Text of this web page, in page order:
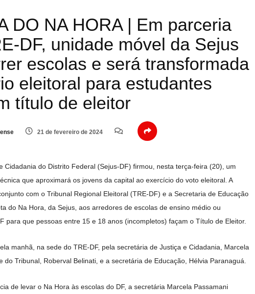
DO NA HORA | Em parceria
DF, unidade móvel da Sejus
escolas e será transformada
eleitoral para estudantes
título de eleitor
21 de fevereiro de 2024
Cidadania do Distrito Federal (Sejus-DF) firmou, nesta terça-feira (20), um
que aproximará os jovens da capital ao exercício do voto eleitoral. A
com o Tribunal Regional Eleitoral (TRE-DF) e a Secretaria de Educação
do Na Hora, da Sejus, aos arredores de escolas de ensino médio ou
para que pessoas entre 15 e 18 anos (incompletos) façam o Título de Eleitor.
manhã, na sede do TRE-DF, pela secretária de Justiça e Cidadania, Marcela
do Tribunal, Roberval Belinati, e a secretária de Educação, Hélvia Paranaguá.
de levar o Na Hora às escolas do DF, a secretária Marcela Passamani